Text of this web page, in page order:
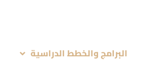
البرامج والخطط الدراسية